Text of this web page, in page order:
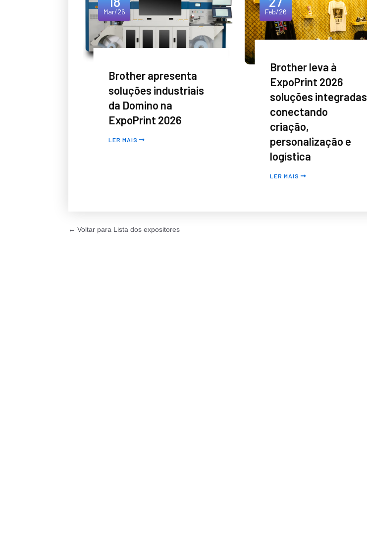
Mar/26
Brother apresenta
soluções industriais
da Domino na
ExpoPrint 2026
LER MAIS
Feb/26
Brother leva à
ExpoPrint 2026
soluções integradas
conectando
criação,
personalização e
logística
LER MAIS
← Voltar para Lista dos expositores